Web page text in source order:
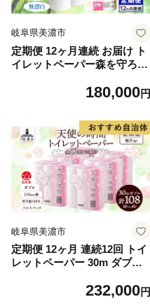
岐阜県美濃市
定期便 12ヶ月連続 お届け ト
イレットペーパー森を守ろう
計96ロール 紙 ペーパー ソフ
手 備蓄 まとめ買い 防災 スト
ック 送料無料 人気 牧製紙 岐
阜県 美濃市
180,000円
岐阜県美濃市
定期便 12ヶ月 連続12回 トイ
レットペーパー 30m ダブル 1
使の時間 紙 ペーパー 日用品
232,000円